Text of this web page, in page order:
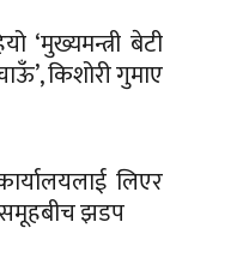
‘मुख्यमन्त्री बेटी
किशोरी गुमाए
लिएर
झडप